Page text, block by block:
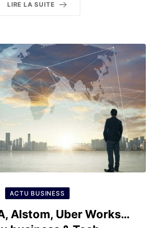
LIRE LA SUITE
ACTU BUSINESS
Alstom, Uber Works…